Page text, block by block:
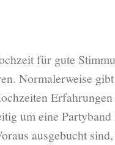
für gute
Normalerweise
um eine Partyband
ausgebucht